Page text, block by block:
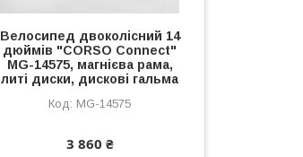
Велосипед двоколісний 14
дюймів "CORSO Connect"
MG-14575, магнієва рама,
литі диски, дискові гальма
MG-14575
3 860 ₴